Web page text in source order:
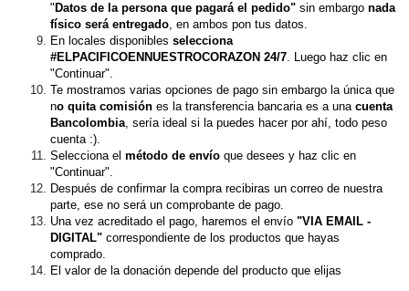
" Datos de la persona que pagará el pedido" sin embargo nada
físico será entregado, en ambos pon tus datos.
En locales disponibles selecciona
#ELPACIFICOENNUESTROCORAZON 24/7. Luego haz clic en
"Continuar".
Te mostramos varias opciones de pago sin embargo la única que
no quita comisión es la transferencia bancaria es a una cuenta
Bancolombia, sería ideal si la puedes hacer por ahí, todo peso
cuenta :).
Selecciona el método de envío que desees y haz clic en
"Continuar".
Después de confirmar la compra recibiras un correo de nuestra
parte, ese no será un comprobante de pago.
Una vez acreditado el pago, haremos el envío "VIA EMAIL -
DIGITAL" correspondiente de los productos que hayas
comprado.
El valor de la donación depende del producto que elijas